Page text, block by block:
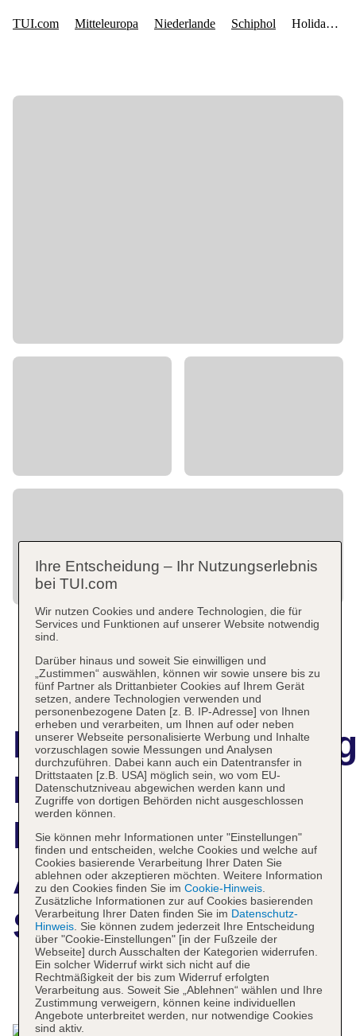
Holiday Inn
Express
Amsterdam -
Schiphol
Das bietet Ihre Unterkunft
Ihre Entscheidung – Ihr Nutzungserlebnis
bei TUI.com
Wir nutzen Cookies und andere Technologien, die für
Services und Funktionen auf unserer Website notwendig
sind.
Darüber hinaus und soweit Sie einwilligen und
„Zustimmen“ auswählen, können wir sowie unsere bis zu
fünf Partner als Drittanbieter Cookies auf Ihrem Gerät
setzen, andere Technologien verwenden und
personenbezogene Daten [z. B. IP-Adresse] von Ihnen
erheben und verarbeiten, um Ihnen auf oder neben
unserer Webseite personalisierte Werbung und Inhalte
vorzuschlagen sowie Messungen und Analysen
durchzuführen. Dabei kann auch ein Datentransfer in
Drittstaaten [z.B. USA] möglich sein, wo vom EU-
Datenschutzniveau abgewichen werden kann und
Zugriffe von dortigen Behörden nicht ausgeschlossen
werden können.
Sie können mehr Informationen unter "Einstellungen"
finden und entscheiden, welche Cookies und welche auf
Cookies basierende Verarbeitung Ihrer Daten Sie
ablehnen oder akzeptieren möchten. Weitere Information
zu den Cookies finden Sie im Cookie-Hinweis.
Zusätzliche Informationen zur auf Cookies basierenden
Verarbeitung Ihrer Daten finden Sie im Datenschutz-
Hinweis. Sie können zudem jederzeit Ihre Entscheidung
über "Cookie-Einstellungen" [in der Fußzeile der
Webseite] durch Ausschalten der Kategorien widerrufen.
Ein solcher Widerruf wirkt sich nicht auf die
Rechtmäßigkeit der bis zum Widerruf erfolgten
Verarbeitung aus. Soweit Sie „Ablehnen“ wählen und Ihre
Zustimmung verweigern, können keine individuellen
Angebote unterbreitet werden, nur notwendige Cookies
sind aktiv.